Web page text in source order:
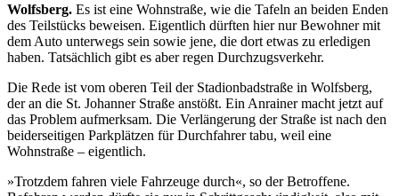
Wolfsberg. Es ist eine Wohnstraße, wie die Tafeln an beiden Enden
des Teilstücks beweisen. Eigentlich dürften hier nur Bewohner mit
dem Auto unterwegs sein sowie jene, die dort etwas zu erledigen
haben. Tatsächlich gibt es aber regen Durchzugsverkehr.
Die Rede ist vom oberen Teil der Stadionbadstraße in Wolfsberg,
der an die St. Johanner Straße anstößt. Ein Anrainer macht jetzt auf
das Problem aufmerksam. Die Verlängerung der Straße ist nach den
beiderseitigen Parkplätzen für Durchfahrer tabu, weil eine
Wohnstraße – eigentlich.
»Trotzdem fahren viele Fahrzeuge durch«, so der Betroffene.